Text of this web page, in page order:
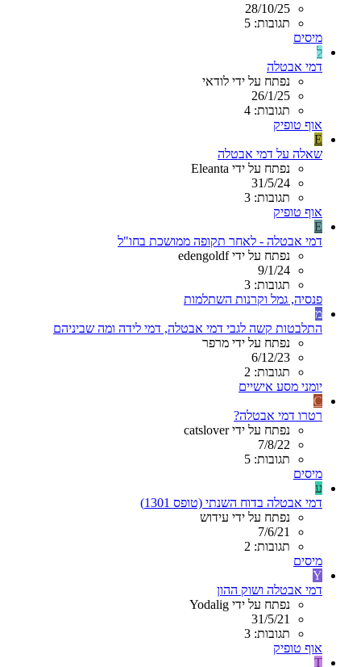
28/10/25
תגובות: 5
מיסים
ל
דמי אבטלה
נפתח על ידי לודאי
26/1/25
תגובות: 4
אוף טופיק
E
שאלה על דמי אבטלה
נפתח על ידי Eleanta
31/5/24
תגובות: 3
אוף טופיק
E
דמי אבטלה - לאחר תקופה ממושכת בחו"ל
נפתח על ידי edengoldf
9/1/24
תגובות: 3
פנסיה, גמל וקרנות השתלמות
מ
התלבטות קשה לגבי דמי אבטלה, דמי לידה ומה שביניהם
נפתח על ידי מרפר
6/12/23
תגובות: 2
יומני מסע אישיים
C
רטרו דמי אבטלה?
נפתח על ידי catslover
7/8/22
תגובות: 5
מיסים
ע
דמי אבטלה בדוח השנתי (טופס 1301)
נפתח על ידי עידוש
7/6/21
תגובות: 2
מיסים
Y
דמי אבטלה ושוק ההון
נפתח על ידי Yodalig
31/5/21
תגובות: 3
אוף טופיק
T